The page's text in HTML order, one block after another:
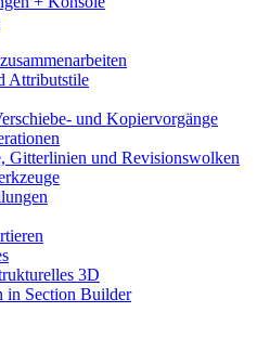
Attributstile
und Kopiervorgänge
Gitterlinien und Revisionswolken
3D
in Section Builder